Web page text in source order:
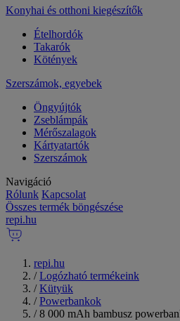
Konyhai és otthoni kiegészítők
Ételhordók
Takarók
Kötények
Szerszámok, egyebek
Öngyújtók
Zseblámpák
Mérőszalagok
Kártyatartók
Szerszámok
Navigáció
Rólunk Kapcsolat
Összes termék böngészése
repi.hu
repi.hu
/ Logózható termékeink
/ Kütyük
/ Powerbankok
/ 8 000 mAh bambusz